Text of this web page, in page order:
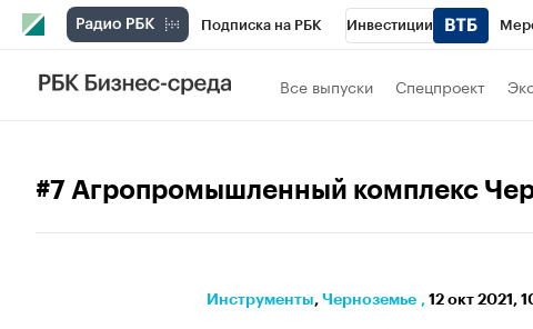
Подписка на РБК Инвестиции
РБК Вино
Кредитные рейтинги
Все выпуски Спецпроект
#7 Агропромышленный комплекс
Инструменты⁠, Черноземье , 12 окт 2021,